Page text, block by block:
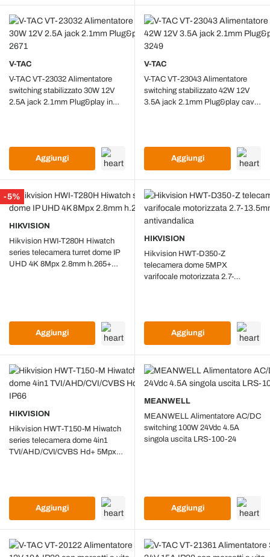
V-TAC
V-TAC VT-23032 Alimentatore
switching stabilizzato 30W 12V
2.5A jack 2.1mm Plug&play in
Aggiungi
V-TAC
V-TAC VT-23043 Alimentatore
switching stabilizzato 42W 12V
3.5A jack 2.1mm Plug&play cavo
Aggiungi
-5%
HIKVISION
Hikvision HWI-T280H Hiwatch
series telecamera turret dome IP
UHD 4K 8Mpx 2.8mm h.265+
Aggiungi
HIKVISION
Hikvision HWT-D350-Z
telecamera dome 5MPX
varifocale motorizzata 2.7-
Aggiungi
HIKVISION
Hikvision HWT-T150-M Hiwatch
series telecamera dome 4in1
TVI/AHD/CVI/CVBS Hd+ 5Mpx
Aggiungi
MEANWELL
MEANWELL Alimentatore AC/DC
switching 100W 24Vdc 4.5A
singola uscita LRS-100-24
Aggiungi